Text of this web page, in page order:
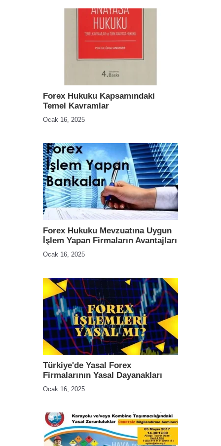
Forex Hukuku Kapsamındaki
Temel Kavramlar
Ocak 16, 2025
Forex Hukuku Mevzuatına Uygun
İşlem Yapan Firmaların Avantajları
Ocak 16, 2025
Türkiye'de Yasal Forex
Firmalarının Yasal Dayanakları
Ocak 16, 2025